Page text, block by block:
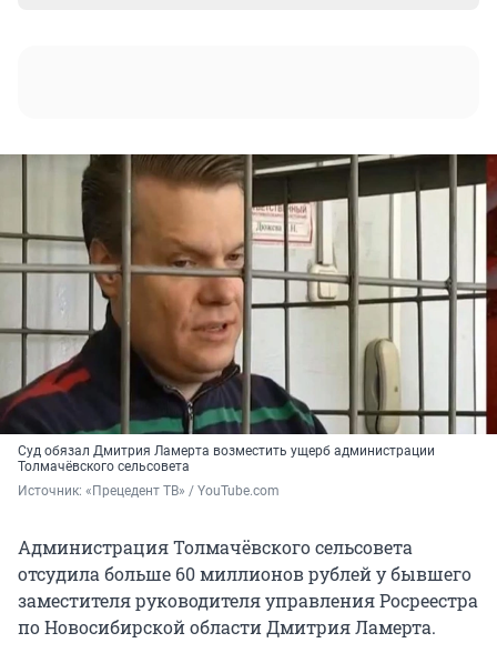
Суд обязал Дмитрия Ламерта возместить ущерб администрации
Толмачёвского сельсовета
Источник: «Прецедент ТВ» / YouTube.com
Администрация Толмачёвского сельсовета
отсудила больше 60 миллионов рублей у бывшего
заместителя руководителя управления Росреестра
по Новосибирской области Дмитрия Ламерта.